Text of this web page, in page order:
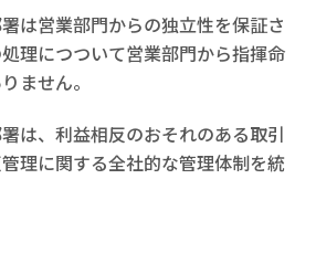
は営業部門からの独立性を保証さ
理につついて営業部門から指揮命
ません。
は、利益相反のおそれのある取引
理に関する全社的な管理体制を統